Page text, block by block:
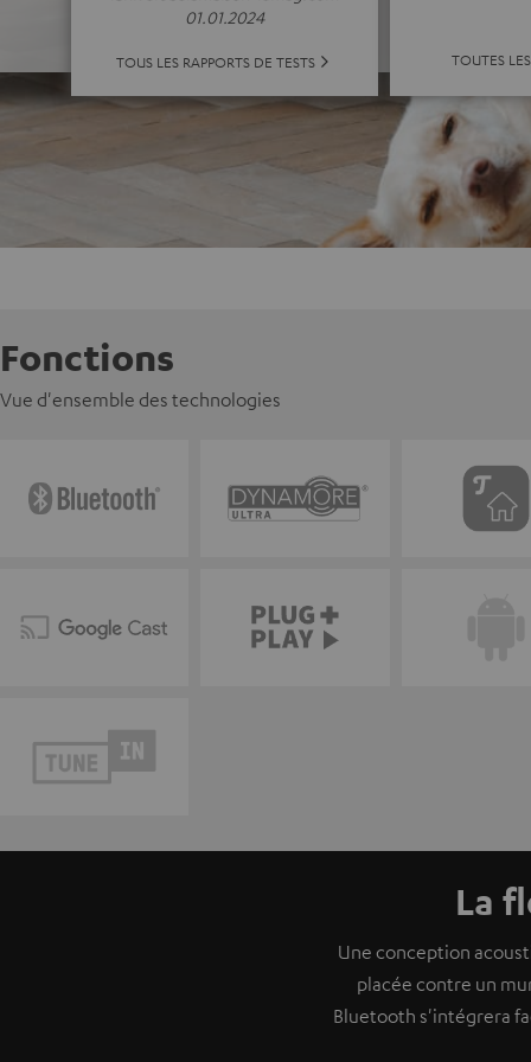
01.01.2024
TOUS LES RAPPORTS DE TESTS TOUTES
Fonctions
Vue d'ensemble des technologies
La
Une conception
placée contre un
Bluetooth s'intégrera